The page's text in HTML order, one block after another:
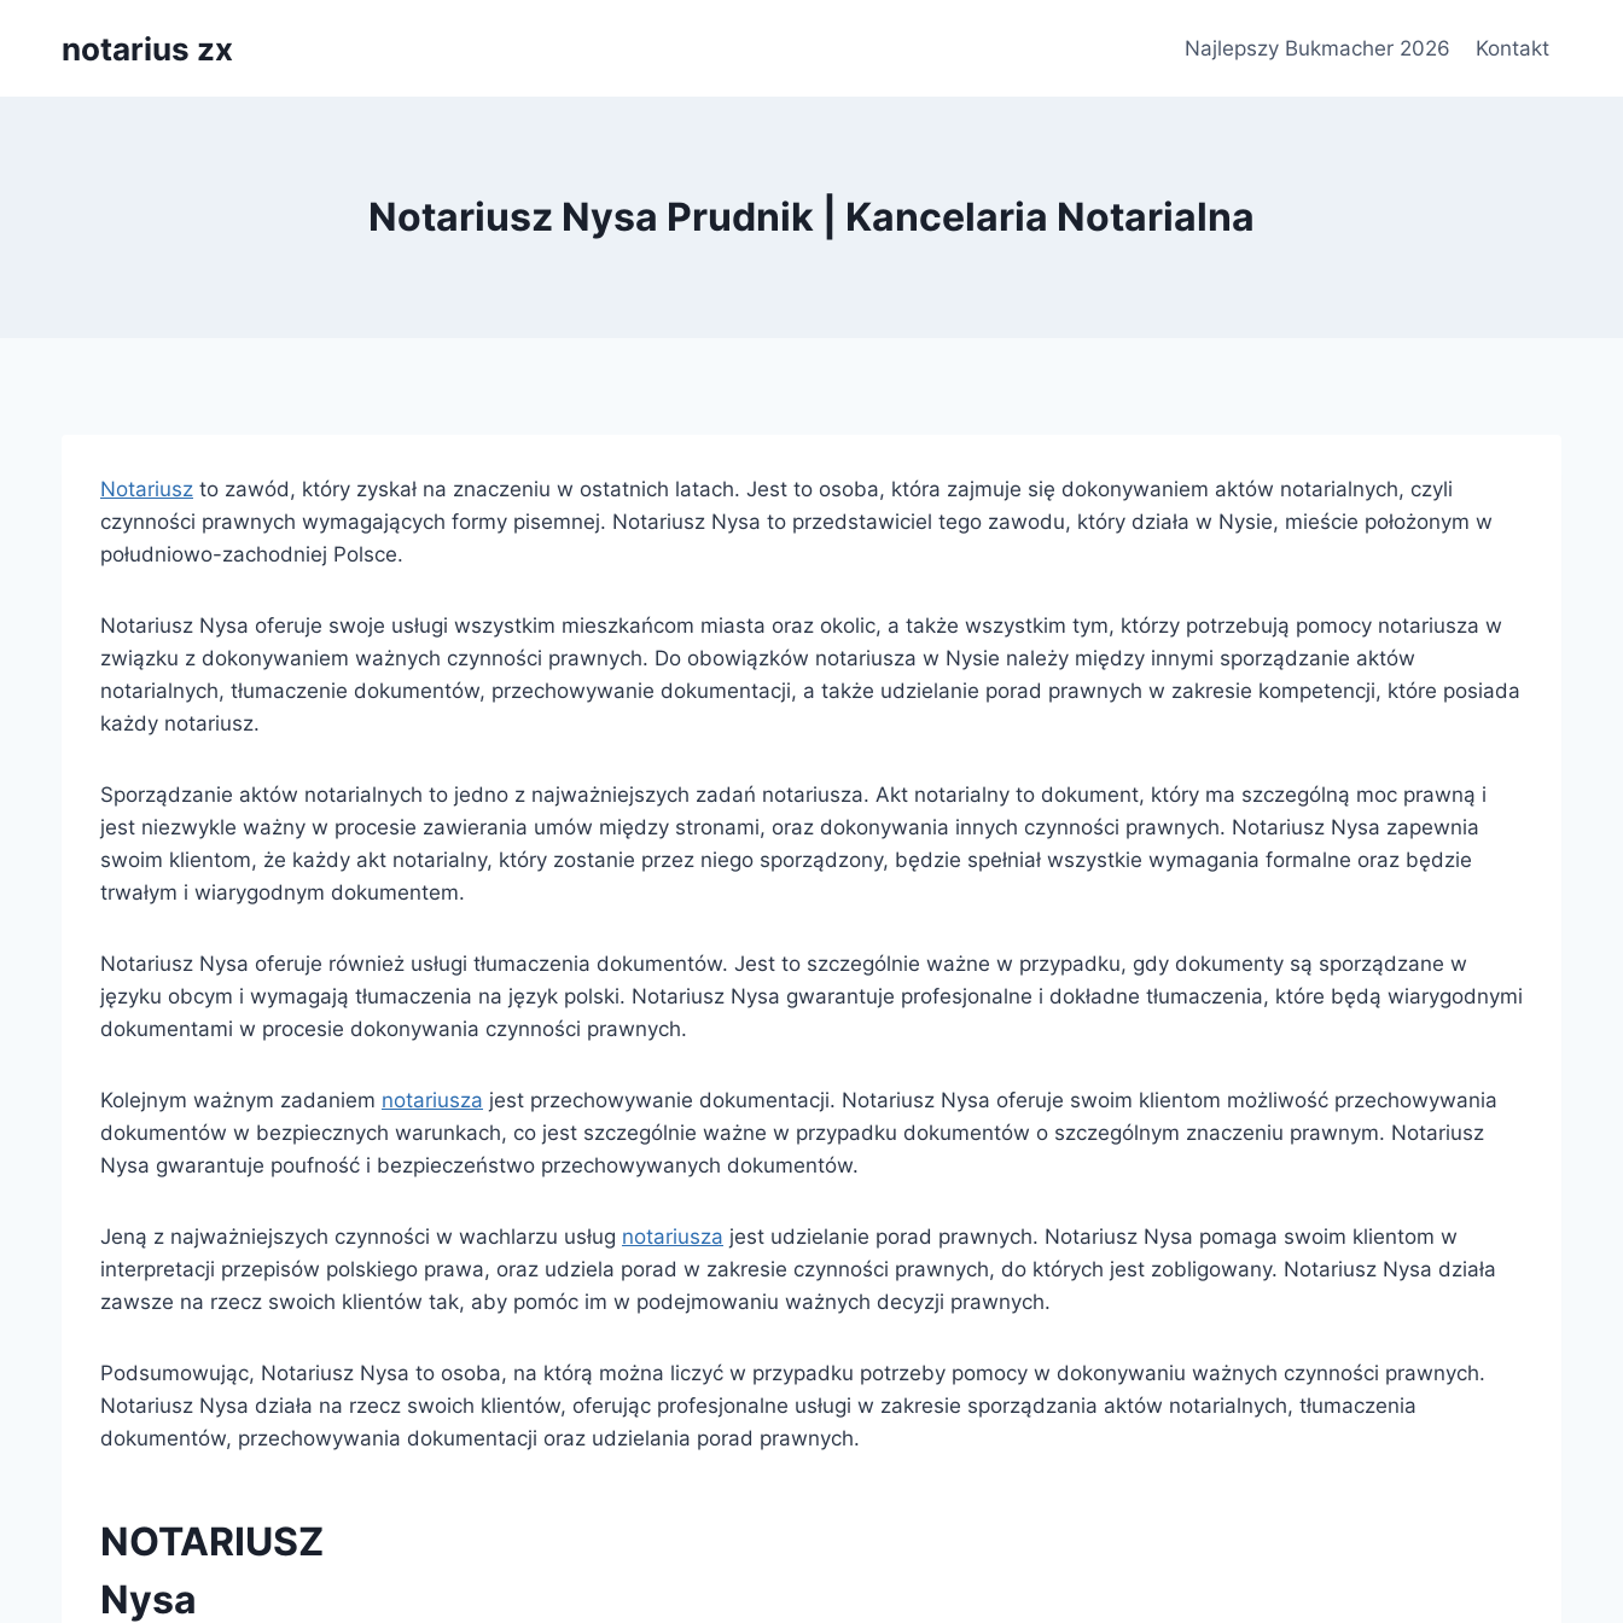
notarius zx Najlepszy Bukmacher 2026 Kontakt
Notariusz Nysa Prudnik | Kancelaria Notarialna
Notariusz to zawód, który zyskał na znaczeniu w ostatnich latach. Jest to osoba, która zajmuje się dokonywaniem aktów notarialnych, czyli
czynności prawnych wymagających formy pisemnej. Notariusz Nysa to przedstawiciel tego zawodu, który działa w Nysie, mieście położonym w
południowo-zachodniej Polsce.
Notariusz Nysa oferuje swoje usługi wszystkim mieszkańcom miasta oraz okolic, a także wszystkim tym, którzy potrzebują pomocy notariusza w
związku z dokonywaniem ważnych czynności prawnych. Do obowiązków notariusza w Nysie należy między innymi sporządzanie aktów
notarialnych, tłumaczenie dokumentów, przechowywanie dokumentacji, a także udzielanie porad prawnych w zakresie kompetencji, które posiada
każdy notariusz.
Sporządzanie aktów notarialnych to jedno z najważniejszych zadań notariusza. Akt notarialny to dokument, który ma szczególną moc prawną i
jest niezwykle ważny w procesie zawierania umów między stronami, oraz dokonywania innych czynności prawnych. Notariusz Nysa zapewnia
swoim klientom, że każdy akt notarialny, który zostanie przez niego sporządzony, będzie spełniał wszystkie wymagania formalne oraz będzie
trwałym i wiarygodnym dokumentem.
Notariusz Nysa oferuje również usługi tłumaczenia dokumentów. Jest to szczególnie ważne w przypadku, gdy dokumenty są sporządzane w
języku obcym i wymagają tłumaczenia na język polski. Notariusz Nysa gwarantuje profesjonalne i dokładne tłumaczenia, które będą wiarygodnymi
dokumentami w procesie dokonywania czynności prawnych.
Kolejnym ważnym zadaniem notariusza jest przechowywanie dokumentacji. Notariusz Nysa oferuje swoim klientom możliwość przechowywania
dokumentów w bezpiecznych warunkach, co jest szczególnie ważne w przypadku dokumentów o szczególnym znaczeniu prawnym. Notariusz
Nysa gwarantuje poufność i bezpieczeństwo przechowywanych dokumentów.
Jeną z najważniejszych czynności w wachlarzu usług notariusza jest udzielanie porad prawnych. Notariusz Nysa pomaga swoim klientom w
interpretacji przepisów polskiego prawa, oraz udziela porad w zakresie czynności prawnych, do których jest zobligowany. Notariusz Nysa działa
zawsze na rzecz swoich klientów tak, aby pomóc im w podejmowaniu ważnych decyzji prawnych.
Podsumowując, Notariusz Nysa to osoba, na którą można liczyć w przypadku potrzeby pomocy w dokonywaniu ważnych czynności prawnych.
Notariusz Nysa działa na rzecz swoich klientów, oferując profesjonalne usługi w zakresie sporządzania aktów notarialnych, tłumaczenia
dokumentów, przechowywania dokumentacji oraz udzielania porad prawnych.
NOTARIUSZ
Nysa